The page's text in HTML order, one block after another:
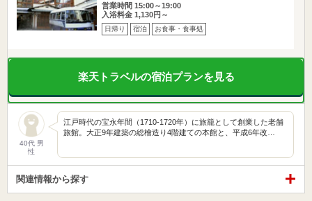
営業時間 15:00～19:00
入浴料金 1,130円～
日帰り 宿泊 お食事・食事処
楽天トラベルの宿泊プランを見る
40代 男
性
江戸時代の宝永年間（1710-1720年）に旅籠として創業した老舗
旅館。大正9年建築の総檜造り4階建ての本館と、平成6年改…
関連情報から探す